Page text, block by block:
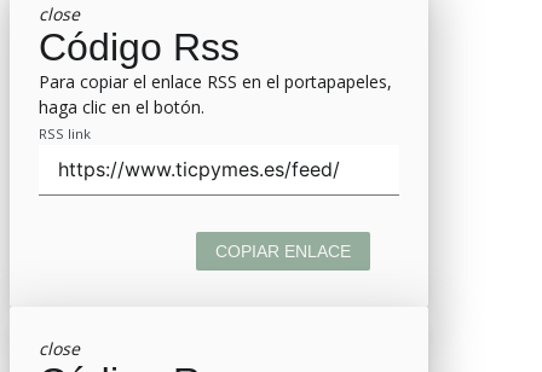
close
Código Rss
Para copiar el enlace RSS en el portapapeles,
haga clic en el botón.
RSS link
COPIAR ENLACE
close